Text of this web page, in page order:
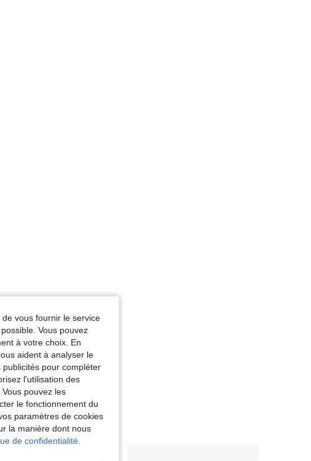
vous fournir le service
Vous pouvez
à votre choix. En
aident à analyser le
pour compléter
l'utilisation des
pouvez les
le fonctionnement du
paramètres de cookies
la manière dont nous
de confidentialité.